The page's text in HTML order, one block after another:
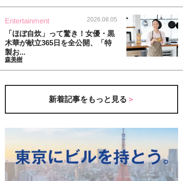
Entertainment 2026.08.05
「ほぼ自炊」って驚き！女優・黒
木華が献立365日を全公開、「特
製お...
森美樹
新着記事をもっと見る